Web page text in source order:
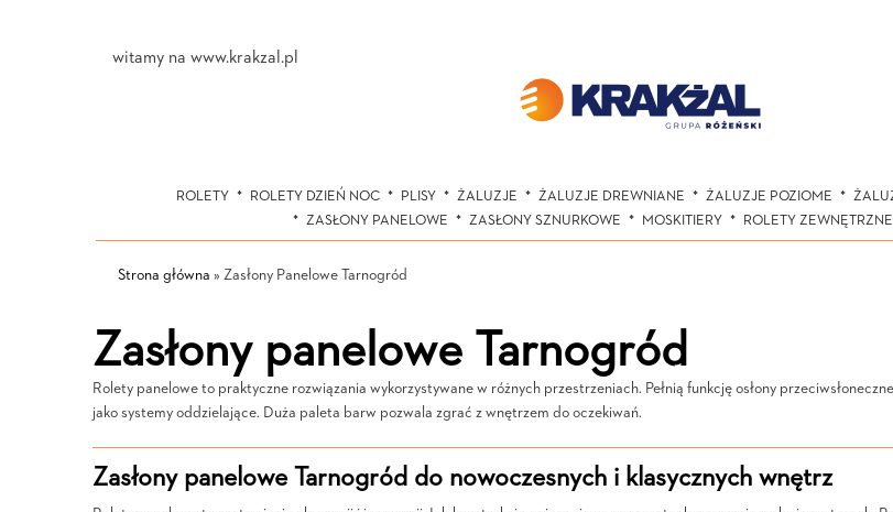
witamy na www.krakzal.pl
ROLETY ROLETY DZIEŃ NOC PLISY ŻALUZJE ŻALUZJE DREWNIANE ŻALUZJE POZIOME
ZASŁONY PANELOWE
ZASŁONY SZNURKOWE MOSKITIERY ROLETY ZEWNĘTRZNE
Strona główna » Zasłony Panelowe Tarnogród
Zasłony panelowe Tarnogród
Rolety panelowe to praktyczne rozwiązania wykorzystywane w różnych przestrzeniach. Pełnią funkcję osłony
jako systemy oddzielające. Duża paleta barw pozwala zgrać z wnętrzem do oczekiwań.
Zasłony panelowe Tarnogród do nowoczesnych i klasycznych wnętrz